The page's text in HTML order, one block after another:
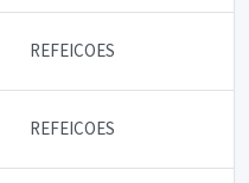
REFEICOES
REFEICOES